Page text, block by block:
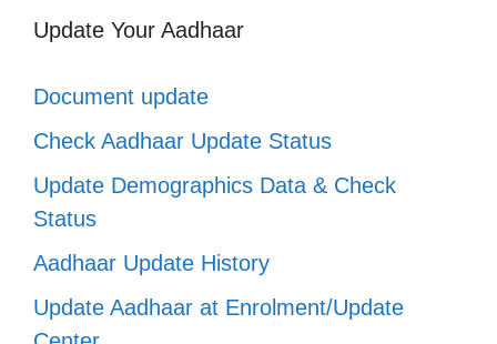
Update Your Aadhaar
Document update
Check Aadhaar Update Status
Update Demographics Data & Check
Status
Aadhaar Update History
Update Aadhaar at Enrolment/Update